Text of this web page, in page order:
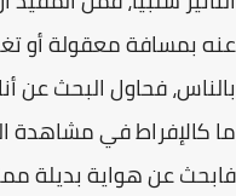
عنه بمسافة معقولة أو
بالناس، فحاول البحث عن
ما كالإفراط في مشاهدة
فابحث عن هواية بديلة